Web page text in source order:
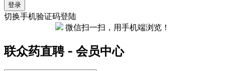
登录
切换手机验证码登陆
微信扫一扫，用手机端浏览！
联众药直聘 - 会员中心